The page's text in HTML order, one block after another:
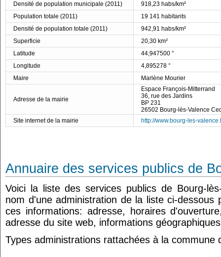
Densité de population municipale (2011)
918,23 habs/km²
Population totale (2011)
19 141 habitants
Densité de population totale (2011)
942,91 habs/km²
Superficie
20,30 km²
Latitude
44,947500 °
Longitude
4,895278 °
Maire
Marlène Mourier
Adresse de la mairie
Espace François-Mitterrand
36, rue des Jardins
BP 231
26502 Bourg-lès-Valence
Site internet de la mairie
http://www.bourg-les-
Annuaire des services publics de
Voici la liste des services publics de Bourg-
nom d'une administration de la liste ci-dessous
ces informations: adresse, horaires
adresse du site web, informations
Types administrations rattachées à la commune